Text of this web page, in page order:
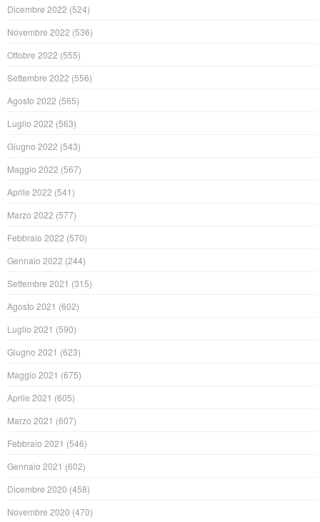
Dicembre 2022 (524)
Novembre 2022 (536)
Ottobre 2022 (555)
Settembre 2022 (556)
Agosto 2022 (565)
Luglio 2022 (563)
Giugno 2022 (543)
Maggio 2022 (567)
Aprile 2022 (541)
Marzo 2022 (577)
Febbraio 2022 (570)
Gennaio 2022 (244)
Settembre 2021 (315)
Agosto 2021 (602)
Luglio 2021 (590)
Giugno 2021 (623)
Maggio 2021 (675)
Aprile 2021 (605)
Marzo 2021 (607)
Febbraio 2021 (546)
Gennaio 2021 (602)
Dicembre 2020 (458)
Novembre 2020 (470)